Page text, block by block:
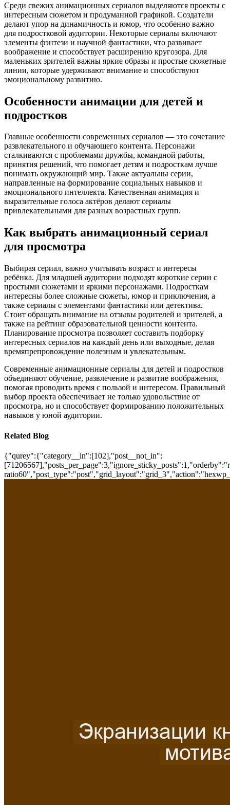
Среди свежих анимационных сериалов выделяются проекты с
интересным сюжетом и продуманной графикой. Создатели
делают упор на динамичность и юмор, что особенно важно
для подростковой аудитории. Некоторые сериалы включают
элементы фэнтези и научной фантастики, что развивает
воображение и способствует расширению кругозора. Для
маленьких зрителей важны яркие образы и простые сюжетные
линии, которые удерживают внимание и способствуют
эмоциональному развитию.
Особенности анимации для детей и
подростков
Главные особенности современных сериалов — это сочетание
развлекательного и обучающего контента. Персонажи
сталкиваются с проблемами дружбы, командной работы,
принятия решений, что помогает детям и подросткам лучше
понимать окружающий мир. Также актуальны серии,
направленные на формирование социальных навыков и
эмоционального интеллекта. Качественная анимация и
выразительные голоса актёров делают сериалы
привлекательными для разных возрастных групп.
Как выбрать анимационный сериал
для просмотра
Выбирая сериал, важно учитывать возраст и интересы
ребёнка. Для младшей аудитории подходят короткие серии с
простыми сюжетами и яркими персонажами. Подросткам
интересны более сложные сюжеты, юмор и приключения, а
также сериалы с элементами фантастики или детектива.
Стоит обращать внимание на отзывы родителей и зрителей, а
также на рейтинг образовательной ценности контента.
Планирование просмотра позволяет составить подборку
интересных сериалов на каждый день или выходные, делая
времяпрепровождение полезным и увлекательным.
Современные анимационные сериалы для детей и подростков
объединяют обучение, развлечение и развитие воображения,
помогая проводить время с пользой и интересом. Правильный
выбор проекта обеспечивает не только удовольствие от
просмотра, но и способствует формированию положительных
навыков у юной аудитории.
Related Blog
{"qurey":{"category__in":[102],"post__not_in":